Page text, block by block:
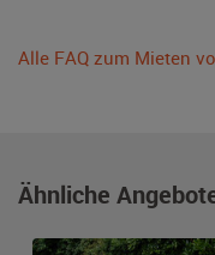
Alle FAQ zum Mieten
Ähnliche